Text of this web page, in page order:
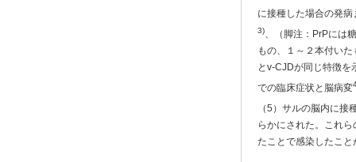
に接種した場合の発
3)、（脚注：PrPには
もの、１～２本付い
とv-CJDが同じ特徴を
での臨床症状と脳病変
（5）サルの脳内に接
らかにされた。これ
たことで感染したこ